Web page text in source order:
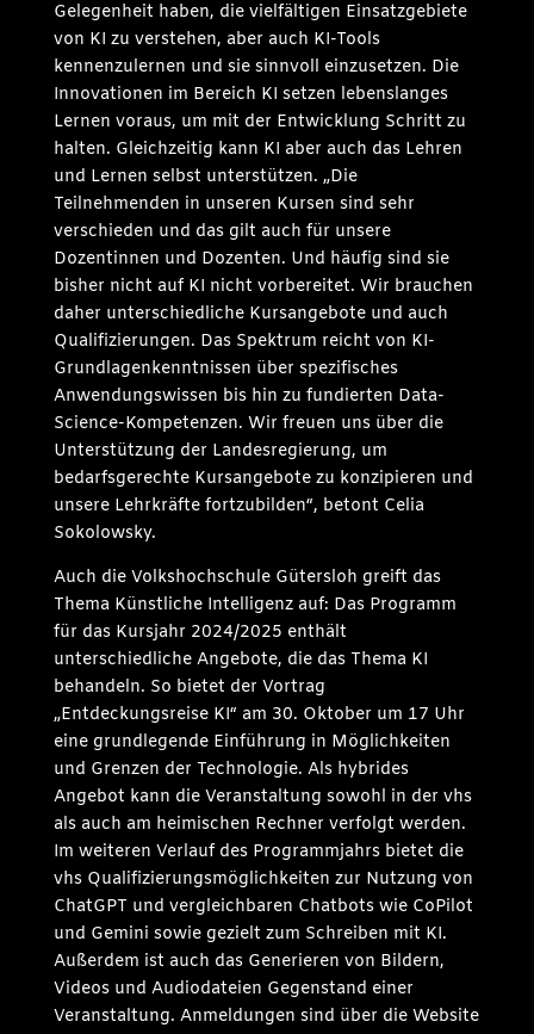
Gelegenheit haben, die vielfältigen Einsatzgebiete
von KI zu verstehen, aber auch KI-Tools
kennenzulernen und sie sinnvoll einzusetzen. Die
Innovationen im Bereich KI setzen lebenslanges
Lernen voraus, um mit der Entwicklung Schritt zu
halten. Gleichzeitig kann KI aber auch das Lehren
und Lernen selbst unterstützen. „Die
Teilnehmenden in unseren Kursen sind sehr
verschieden und das gilt auch für unsere
Dozentinnen und Dozenten. Und häufig sind sie
bisher nicht auf KI nicht vorbereitet. Wir brauchen
daher unterschiedliche Kursangebote und auch
Qualifizierungen. Das Spektrum reicht von KI-
Grundlagenkenntnissen über spezifisches
Anwendungswissen bis hin zu fundierten Data-
Science-Kompetenzen. Wir freuen uns über die
Unterstützung der Landesregierung, um
bedarfsgerechte Kursangebote zu konzipieren und
unsere Lehrkräfte fortzubilden“, betont Celia
Sokolowsky.
Auch die Volkshochschule Gütersloh greift das
Thema Künstliche Intelligenz auf: Das Programm
für das Kursjahr 2024/2025 enthält
unterschiedliche Angebote, die das Thema KI
behandeln. So bietet der Vortrag
„Entdeckungsreise KI“ am 30. Oktober um 17 Uhr
eine grundlegende Einführung in Möglichkeiten
und Grenzen der Technologie. Als hybrides
Angebot kann die Veranstaltung sowohl in der vhs
als auch am heimischen Rechner verfolgt werden.
Im weiteren Verlauf des Programmjahrs bietet die
vhs Qualifizierungsmöglichkeiten zur Nutzung von
ChatGPT und vergleichbaren Chatbots wie CoPilot
und Gemini sowie gezielt zum Schreiben mit KI.
Außerdem ist auch das Generieren von Bildern,
Videos und Audiodateien Gegenstand einer
Veranstaltung. Anmeldungen sind über die Website